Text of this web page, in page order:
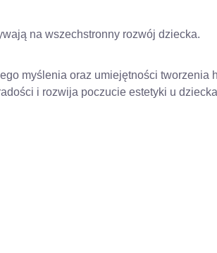
na wszechstronny rozwój dziecka.
myślenia oraz umiejętności tworzenia
i rozwija poczucie estetyki u